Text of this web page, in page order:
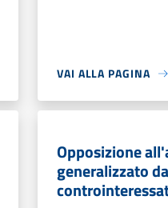
VAI ALLA PAGINA
Opposizione
generalizzato